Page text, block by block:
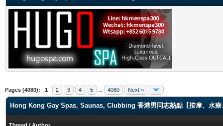
Pages (4080): 1 2 3 4 5 4080 Next »
Hong Kong Gay Spas, Saunas, Clubbing 香港男同志熱點【按摩、水療